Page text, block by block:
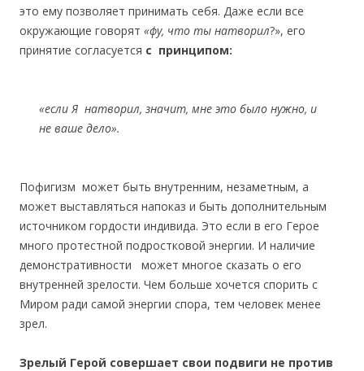
это ему позволяет принимать себя. Даже если все
окружающие говорят «фу, что ты натворил?», его
принятие согласуется с принципом:
«если Я натворил, значит, мне это было нужно, и
не ваше дело».
Пофигизм может быть внутренним, незаметным, а
может выставляться напоказ и быть дополнительным
источником гордости индивида. Это если в его Герое
много протестной подростковой энергии. И наличие
демонстративности может многое сказать о его
внутренней зрелости. Чем больше хочется спорить с
Миром ради самой энергии спора, тем человек менее
зрел.
Зрелый Герой совершает свои подвиги не против